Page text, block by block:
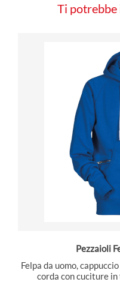
Ti potrebbe
Pezzaioli
Felpa da uomo,
corda con cuciture in